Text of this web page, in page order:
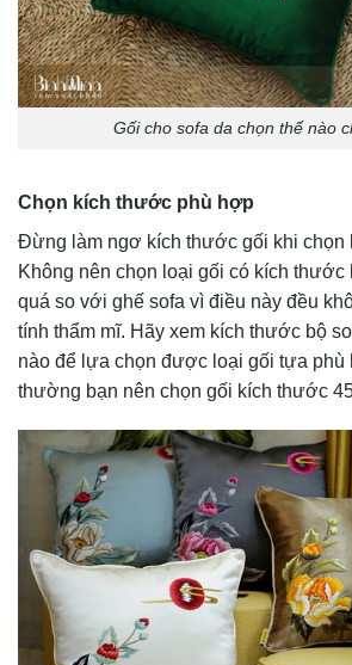
Gối cho sofa da chọn thế nào
Chọn kích thước phù hợp
Đừng làm ngơ kích thước gối khi chọn
Không nên chọn loại gối có kích thước
quá so với ghế sofa vì điều này đều
tính thẩm mĩ. Hãy xem kích thước bộ
nào để lựa chọn được loại gối tựa phù
thường bạn nên chọn gối kích thước